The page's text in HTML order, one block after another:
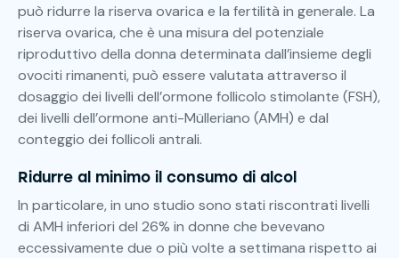
può ridurre la riserva ovarica e la fertilità in generale. La
riserva ovarica, che è una misura del potenziale
riproduttivo della donna determinata dall’insieme degli
ovociti rimanenti, può essere valutata attraverso il
dosaggio dei livelli dell’ormone follicolo stimolante (FSH),
dei livelli dell’ormone anti-Mülleriano (AMH) e dal
conteggio dei follicoli antrali.
Ridurre al minimo il consumo di alcol
In particolare, in uno studio sono stati riscontrati livelli
di AMH inferiori del 26% in donne che bevevano
eccessivamente due o più volte a settimana rispetto ai